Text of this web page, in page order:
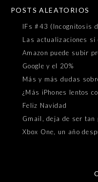
POSTS ALEATORIOS
IFs #43 (Incognitosis
Las actualizaciones sí
Amazon puede subir
Google y el 20%
Más y más dudas
¿Más iPhones lentos
Feliz Navidad
Gmail, deja de ser tan
Xbox One, un año